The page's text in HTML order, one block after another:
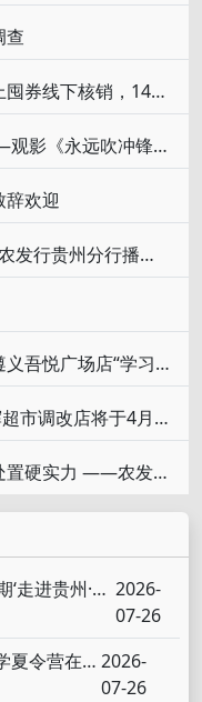
查
茅台酱香抖音生活服务首播，线上囤券线下核销，145家实体门店参与
涵养廉洁清风，筑牢拒腐堤坝 ——观影《永远吹冲锋号：铁规矩硬杠杠》
欢迎
筑牢安全防线 守护金融平安 ——农发行贵州分行播州区支行开展2025年度消防应急演练
解锁品质生活新体验，永辉超市遵义吾悦广场店“学习胖东来”调改开业
遵义主城区首家“学习胖东来”永辉超市调改店将于4月29日亮相
筑牢金融安全防火墙，提升应急处置硬实力 ——农发行贵州分行仁怀市支行开展全员消防安全培训演练
青春茯茶香，研学启新程！第25期‘走进贵州·放飞希望’公益陪伴研学湄潭马山夏令营正式开营 2026-
07-26
“走进贵州·放飞希望”公益陪伴研学夏令营在湄潭马山镇中心完小开营 2026-
07-26